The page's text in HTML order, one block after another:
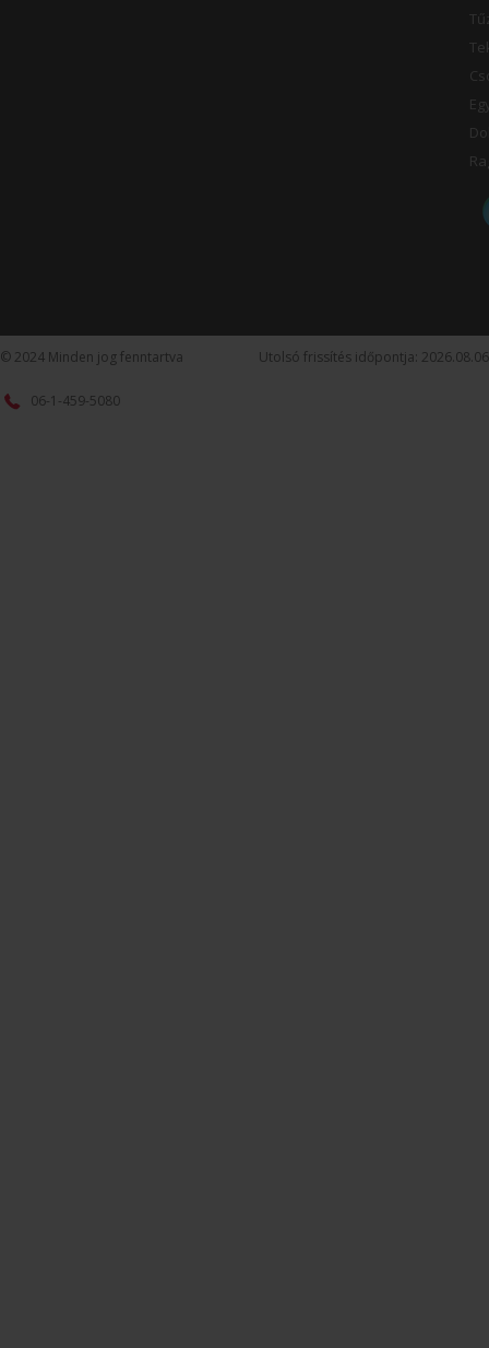
© 2024 Minden jog fenntartva Utolsó frissítés időpontja: 2026.08.06
06-1-459-5080